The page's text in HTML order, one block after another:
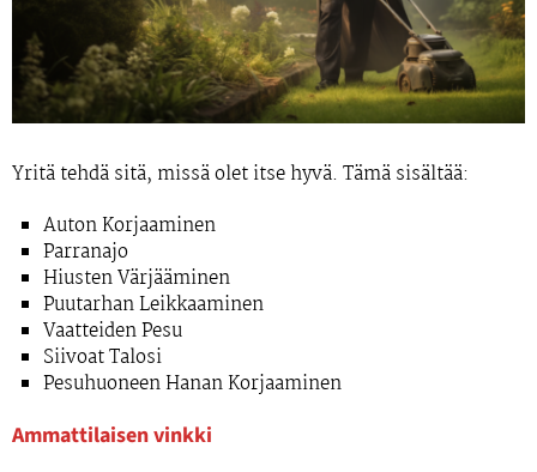
Yritä tehdä sitä, missä olet itse hyvä. Tämä sisältää:
Auton Korjaaminen
Parranajo
Hiusten Värjääminen
Puutarhan Leikkaaminen
Vaatteiden Pesu
Siivoat Talosi
Pesuhuoneen Hanan Korjaaminen
Ammattilaisen vinkki